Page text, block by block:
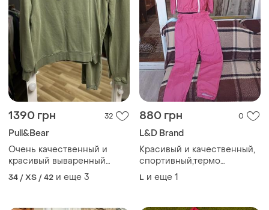
1390 грн 32
Pull&Bear
Очень качественный и
красивый вываренный
спортивный костюм pull
&amp; bear оверсайз
34 / XS / 42 и еще 3
880 грн 0
L&D Brand
Красивый и качественный,
спортивный,термо
известный спортивный
L и еще 1